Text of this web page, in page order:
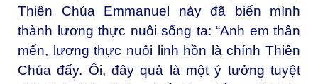
Thiên Chúa Emmanuel này đã biến mình
thành lương thực nuôi sống ta: “Anh em thân
mến, lương thực nuôi linh hồn là chính Thiên
Chúa đấy. Ôi, đây quả là một ý tưởng tuyệt